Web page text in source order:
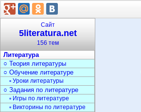
Сайт
5literatura.net
156 тем
Литература
○ Теория литературы
○ Обучение литературе
▫ Уроки литературы
○ Задания по литературе
▫ Игры по литературе
▫ Викторины по литературе